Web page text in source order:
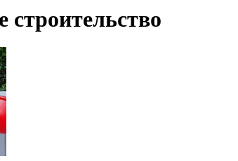
строительство